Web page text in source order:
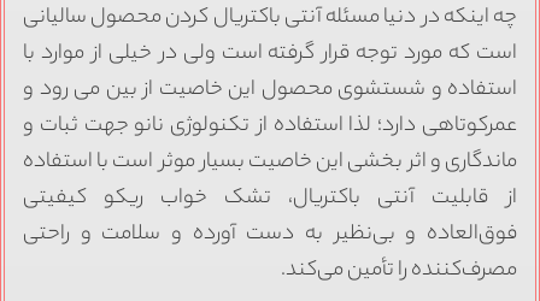
اینکه در دنیا مسئله آنتی باکتریال کردن محصول سالیانی
که مورد توجه قرار گرفته است ولی در خیلی از موارد با
و شستشوی محصول این خاصیت از بین می رود و
دارد؛ لذا استفاده از تکنولوژی نانو جهت ثبات و
و اثر بخشی این خاصیت بسیار موثر است با استفاده
قابلیت آنتی باکتریال، تشک خواب ریکو کیفیتی
و بی‌نظیر به دست آورده و سلامت و راحتی
را تأمین می‌کند.